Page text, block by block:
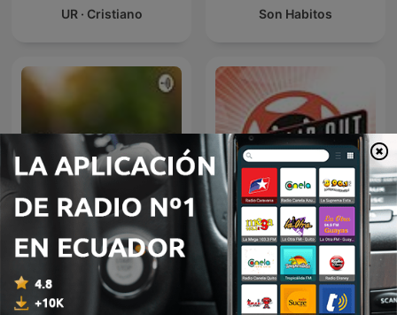
UR · Cristiano Son Habitos
Deportes
The Clip Out - Peloton
Fitness News